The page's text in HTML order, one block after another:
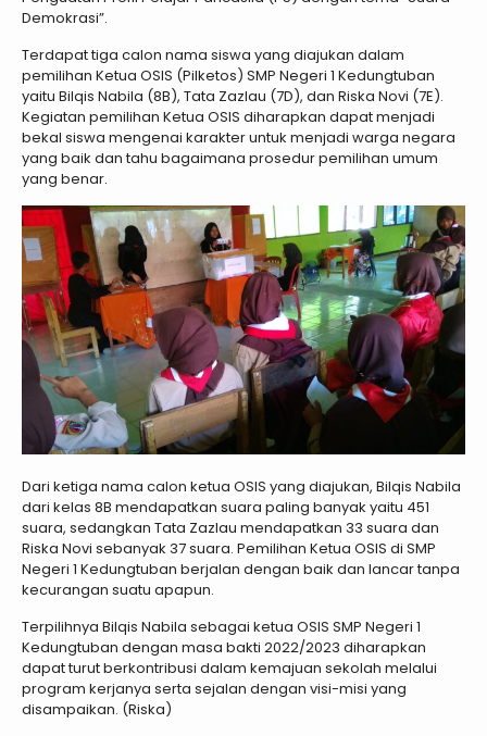
Demokrasi”.
Terdapat tiga calon nama siswa yang diajukan dalam
pemilihan Ketua OSIS (Pilketos) SMP Negeri 1 Kedungtuban
yaitu Bilqis Nabila (8B), Tata Zazlau (7D), dan Riska Novi (7E).
Kegiatan pemilihan Ketua OSIS diharapkan dapat menjadi
bekal siswa mengenai karakter untuk menjadi warga negara
yang baik dan tahu bagaimana prosedur pemilihan umum
yang benar.
Dari ketiga nama calon ketua OSIS yang diajukan, Bilqis Nabila
dari kelas 8B mendapatkan suara paling banyak yaitu 451
suara, sedangkan Tata Zazlau mendapatkan 33 suara dan
Riska Novi sebanyak 37 suara. Pemilihan Ketua OSIS di SMP
Negeri 1 Kedungtuban berjalan dengan baik dan lancar tanpa
kecurangan suatu apapun.
Terpilihnya Bilqis Nabila sebagai ketua OSIS SMP Negeri 1
Kedungtuban dengan masa bakti 2022/2023 diharapkan
dapat turut berkontribusi dalam kemajuan sekolah melalui
program kerjanya serta sejalan dengan visi-misi yang
disampaikan. (Riska)